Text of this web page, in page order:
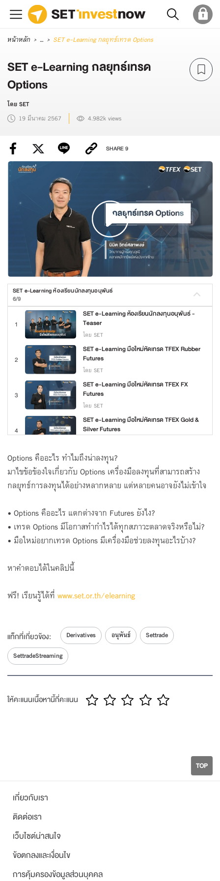
หน้าหลัก ... SET e-Learning กลยุทธ์เทรด Options
SET e-Learning กลยุทธ์เทรด
Options
โดย SET
19 มีนาคม 2567
4.982k views
SHARE9
SET e-Learning ห้องเรียนนักลงทุนอนุพันธ์
6/9
1
SET e-Learning ห้องเรียนนักลงทุนอนุพันธ์ -
Teaser
โดย SET
2
SET e-Learning มือใหม่หัดเทรด TFEX Rubber
Futures
โดย SET
3
SET e-Learning มือใหม่หัดเทรด TFEX FX
Futures
โดย SET
4
SET e-Learning มือใหม่หัดเทรด TFEX Gold &
Silver Futures
5
SET e-Learning มือใหม่หัดเทรด SET50 &
Stock Futures
โดย SET
SET e-Learning กลยุทธ์เทรด Options
โดย SET
7
SET e-Learning กลยุทธ์เทรด Futures
โดย SET
8
SET e-Learning เทรดอนุพันธ์ออนไลน์ง่ายแค่
Options คืออะไร ทำไมถึงน่าลงทุน?
มาไขข้อข้องใจเกี่ยวกับ Options เครื่องมือลงทุนที่สามารถสร้าง
กลยุทธ์การลงทุนได้อย่างหลากหลาย แต่หลายคนอาจยังไม่เข้าใจ
• Options คืออะไร แตกต่างจาก Futures ยังไง?
• เทรด Options มีโอกาสทำกำไรได้ทุกสภาวะตลาดจริงหรือไม่?
• มือใหม่อยากเทรด Options มีเครื่องมือช่วยลงทุนอะไรบ้าง?
หาคำตอบได้ในคลิปนี้
ฟรี! เรียนรู้ได้ที่ www.set.or.th/elearning
แท็กที่เกี่ยวข้อง: Derivatives อนุพันธ์
Settrade
SettradeStreaming
ให้คะแนนเนื้อหานี้กี่คะแนน
TOP
เกี่ยวกับเรา
ติดต่อเรา
เว็บไซต์น่าสนใจ
ข้อตกลงและเงื่อนไข
การคุ้มครองข้อมูลส่วนบุคคล